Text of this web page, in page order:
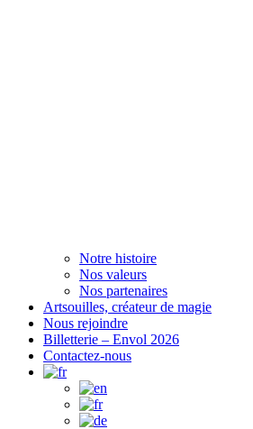
Notre histoire
Nos valeurs
Nos partenaires
Artsouilles, créateur de magie
Nous rejoindre
Billetterie – Envol 2026
Contactez-nous